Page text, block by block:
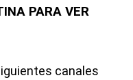
PARA VER
canales